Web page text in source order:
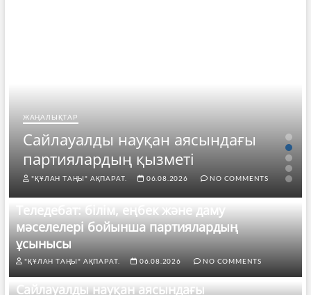
ЖАҢАЛЫҚТАР
Сайлауалды науқан аясындағы
партиялардың қызметі
"ҚҰЛАН ТАҢЫ" АҚПАРАТ. 06.08.2026 NO COMMENTS
Теледебат: білім, еңбек және даму
мәселелері бойынша партиялардың
ұсынысы
"ҚҰЛАН ТАҢЫ" АҚПАРАТ. 06.08.2026 NO COMMENTS
Сайлауалды науқан аясындағы